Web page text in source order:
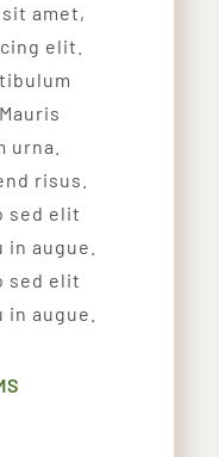
amet,
elit.
urna.
risus.
sed elit
augue.
sed elit
augue.